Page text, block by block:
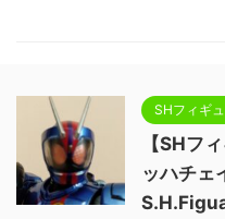
SHフィギ
【SHフ
ッハチ